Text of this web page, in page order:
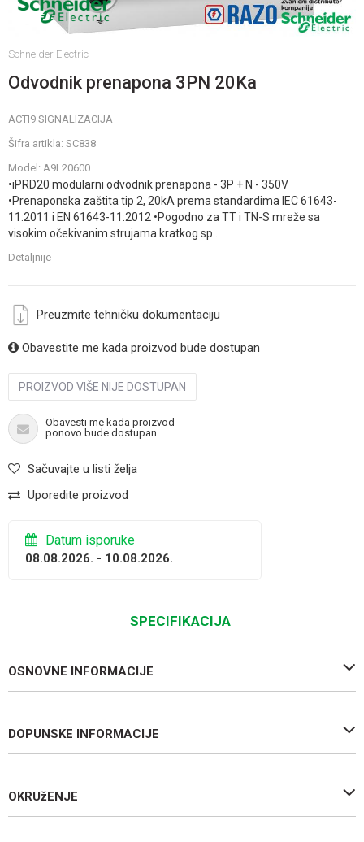
Schneider Electric
Odvodnik prenapona 3PN 20Ka
ACTI9 SIGNALIZACIJA
Šifra artikla: SC838
Model: A9L20600
•iPRD20 modularni odvodnik prenapona - 3P + N - 350V
•Prenaponska zaštita tip 2, 20kA prema standardima IEC 61643-
11:2011 i EN 61643-11:2012 •Pogodno za TT i TN-S mreže sa
visokim očekivanim strujama kratkog sp
Detaljnije
Preuzmite tehničku dokumentaciju
Obavestite me kada proizvod bude dostupan
PROIZVOD VIŠE NIJE DOSTUPAN
Obavesti me kada proizvod
ponovo bude dostupan
Sačuvajte u listi želja
Uporedite proizvod
Datum isporuke
08.08.2026. - 10.08.2026.
SPECIFIKACIJA
OSNOVNE INFORMACIJE
DOPUNSKE INFORMACIJE
OKRUžENJE